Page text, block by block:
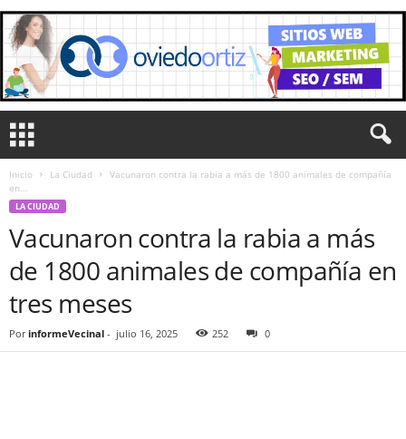
Inicio La Ciudad
Vacunaron contra la rabia a más de 1800 animales de compañía
en...
LA CIUDAD
Vacunaron contra la rabia a más
de 1800 animales de compañía en
tres meses
Por informeVecinal - julio 16, 2025 252 0